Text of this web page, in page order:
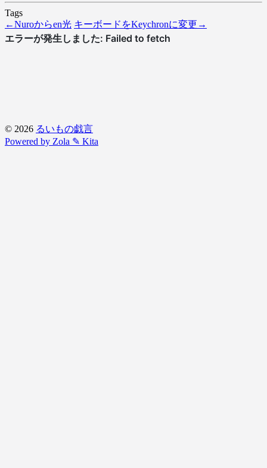
Tags
←Nuroからen光 キーボードをKeychronに変更 →
© 2026 るいもの戯言
Powered by Zola ✎ Kita